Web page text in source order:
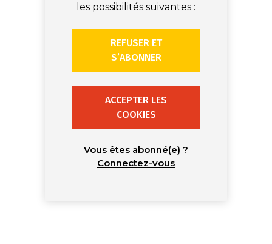
les possibilités suivantes :
REFUSER ET
S’ABONNER
ACCEPTER LES
COOKIES
Vous êtes abonné(e) ?
Connectez-vous